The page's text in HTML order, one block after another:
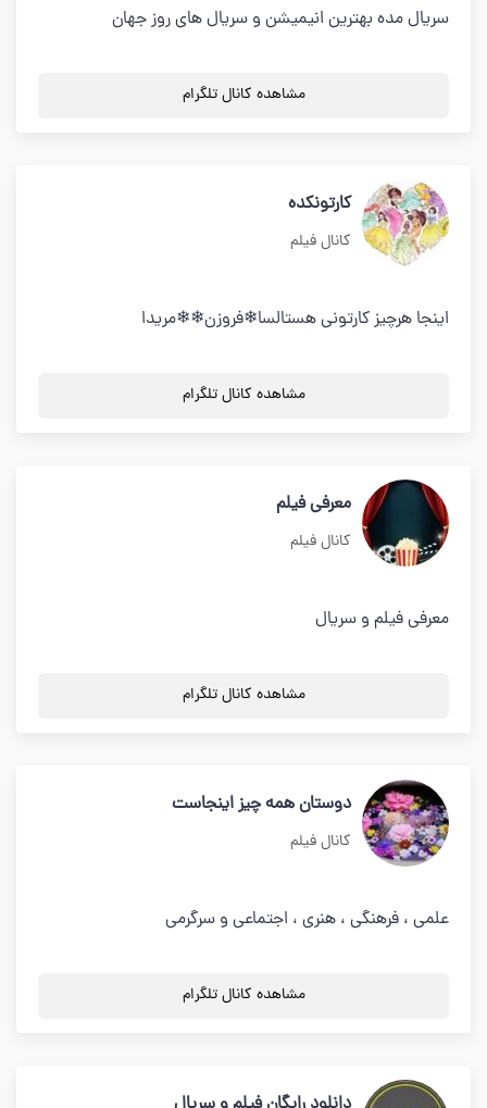
سریال مده بهترین انیمیشن و سریال های روز جهان
مشاهده کانال تلگرام
کارتونکده
کانال فیلم
اینجا هرچیز کارتونی هستالسا❄فروزن❄❄مریدا
مشاهده کانال تلگرام
معرفی فیلم
کانال فیلم
معرفی فیلم و سریال
مشاهده کانال تلگرام
دوستان همه چیز اینجاست
کانال فیلم
علمی ، فرهنگی ، هنری ، اجتماعی و سرگرمی
مشاهده کانال تلگرام